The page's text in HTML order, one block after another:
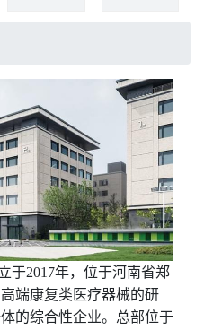
于2017年，位于河南省郑
端康复类医疗器械的研
的综合性企业。总部位于